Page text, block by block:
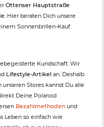
Ottenser Hauptstraße
. Hier beraten Dich unsere
Sonnenbrillen-Kauf.
Kundschaft. Wir
Lifestyle-Artikel an. Deshalb
unseren Stores kannst Du alle
Deine Polaroid
Bezahlmethoden und
Leben so einfach wie